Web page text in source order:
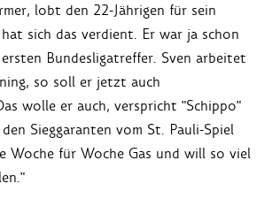
lobt den 22-Jährigen für sein
hat sich das verdient. Er war ja schon
Bundesligatreffer. Sven arbeitet
so soll er jetzt auch
wolle er auch, verspricht "Schippo"
Sieggaranten vom St. Pauli-Spiel
Woche für Woche Gas und will so viel